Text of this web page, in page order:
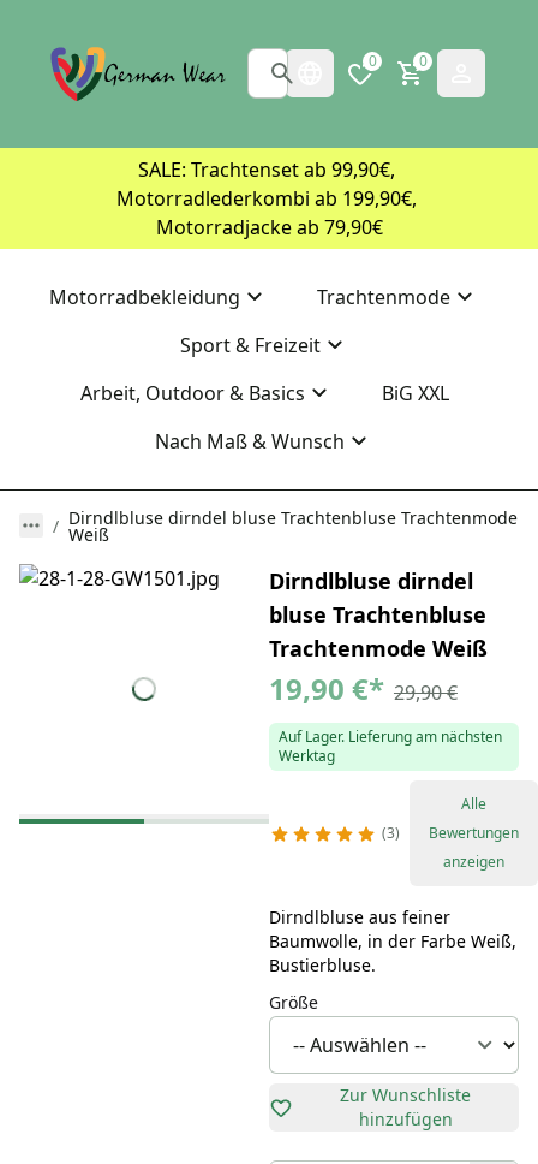
0 0
SALE: Trachtenset ab 99,90€,
Motorradlederkombi ab 199,90€,
Motorradjacke ab 79,90€
Motorradbekleidung
Trachtenmode
Sport & Freizeit
Arbeit, Outdoor & Basics
BiG XXL
Nach Maß & Wunsch
Dirndlbluse dirndel bluse Trachtenbluse Trachtenmode
Weiß
Dirndlbluse dirndel
bluse Trachtenbluse
Trachtenmode Weiß
19,90 €* 29,90 €
Auf Lager. Lieferung am nächsten
Werktag
3
Alle
Bewertungen
anzeigen
Dirndlbluse aus feiner
Baumwolle, in der Farbe Weiß,
Bustierbluse.
Größe
Zur Wunschliste
hinzufügen